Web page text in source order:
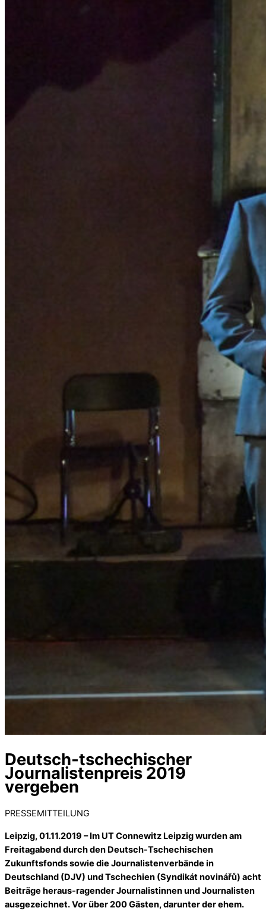
Deutsch-tschechischer
Journalistenpreis 2019
vergeben
PRESSEMITTEILUNG
Leipzig, 01.11.2019 – Im UT Connewitz Leipzig wurden am
Freitagabend durch den Deutsch-Tschechischen
Zukunftsfonds sowie die Journalistenverbände in
Deutschland (DJV) und Tschechien (Syndikát novinářů) acht
Beiträge heraus-ragender Journalistinnen und Journalisten
ausgezeichnet. Vor über 200 Gästen, darunter der ehem.